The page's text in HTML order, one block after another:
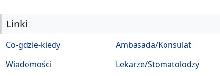
Linki
Co-gdzie-kiedy
Wiadomości
Ambasada/Konsulat
Lekarze/Stomatolodzy